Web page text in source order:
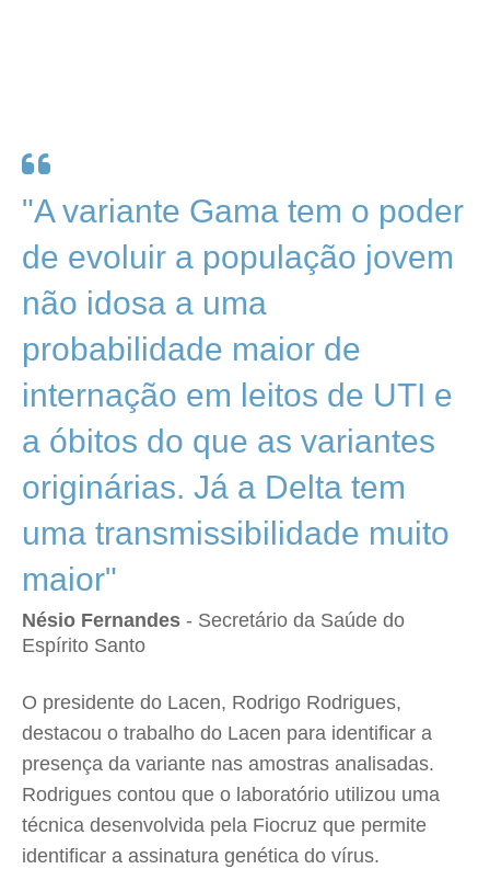
"A variante Gama tem o poder
de evoluir a população jovem
não idosa a uma
probabilidade maior de
internação em leitos de UTI e
a óbitos do que as variantes
originárias. Já a Delta tem
uma transmissibilidade muito
maior"
Nésio Fernandes - Secretário da Saúde do
Espírito Santo
O presidente do Lacen, Rodrigo Rodrigues,
destacou o trabalho do Lacen para identificar a
presença da variante nas amostras analisadas.
Rodrigues contou que o laboratório utilizou uma
técnica desenvolvida pela Fiocruz que permite
identificar a assinatura genética do vírus.